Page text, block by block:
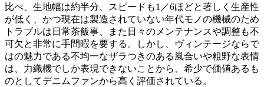
比べ、生地幅は約半分、スピードも1／6ほどと著しく生産性
が低く、かつ現在は製造されていない年代モノの機械のため
トラブルは日常茶飯事、また日々のメンテナンスや調整も不
可欠と非常に手間暇を要する。しかし、ヴィンテージならで
はの魅力である不均一なザラつきのある風合いや粗野な表情
は、力織機でしか表現できないことから、希少で価値あるも
のとしてデニムファンから高く評価されている。